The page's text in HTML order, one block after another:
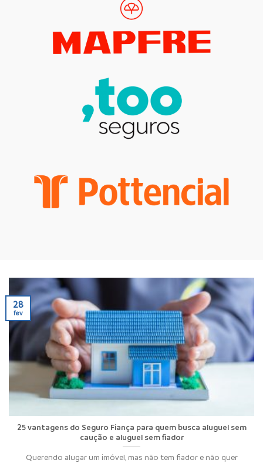
25 vantagens do Seguro Fiança para quem busca aluguel sem
caução e aluguel sem fiador
Querendo alugar um imóvel, mas não tem fiador e não quer
28
fev